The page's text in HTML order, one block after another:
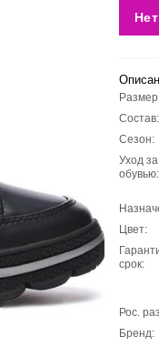
Состав:
Сезон:
Уход за
обувью:
Цвет:
срок:
Рос.
Бренд: